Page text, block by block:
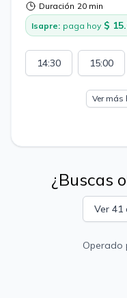
Duración 20 min
Isapre: paga hoy $
14:30 15:00
Ver
¿Buscas
Ver 41
Operado